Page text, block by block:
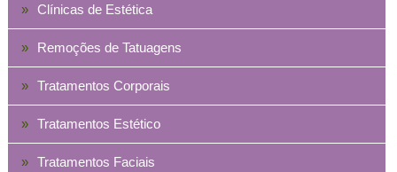
Clínicas de Estética
Remoções de Tatuagens
Tratamentos Corporais
Tratamentos Estético
Tratamentos Faciais